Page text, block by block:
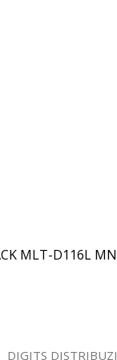
MLT-D116L MN
DIGITS